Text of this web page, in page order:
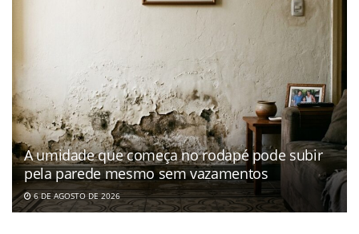
A umidade que começa no rodapé pode subir
pela parede mesmo sem vazamentos
6 DE AGOSTO DE 2026